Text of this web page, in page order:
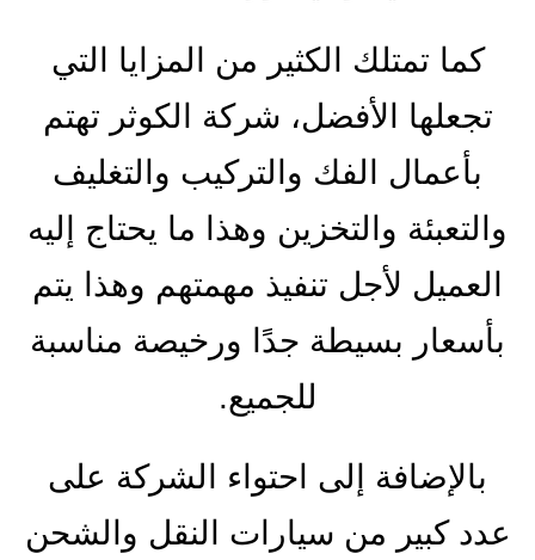
كما تمتلك الكثير من المزايا التي
تجعلها الأفضل، شركة الكوثر تهتم
بأعمال الفك والتركيب والتغليف
والتعبئة والتخزين وهذا ما يحتاج إليه
العميل لأجل تنفيذ مهمتهم وهذا يتم
بأسعار بسيطة جدًا ورخيصة مناسبة
للجميع.
بالإضافة إلى احتواء الشركة على
عدد كبير من سيارات النقل والشحن